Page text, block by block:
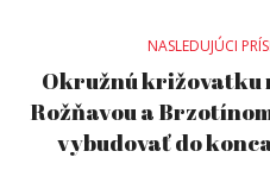
NASLEDUJÚCI
Okružnú križovatku
Rožňavou a
vybudovať do